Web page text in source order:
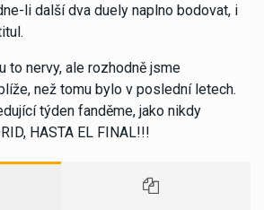
li další dva duely naplno bodovat, i
to nervy, ale rozhodně jsme
než tomu bylo v poslední letech.
týden fanděme, jako nikdy
HASTA EL FINAL!!!